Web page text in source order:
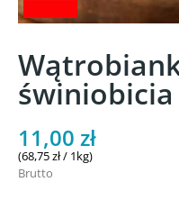
świniobicia
11,00 zł
(68,75 zł / 1kg)
Brutto